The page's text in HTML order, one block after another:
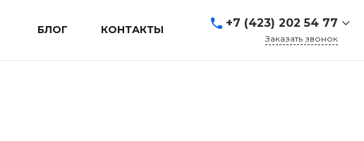
БЛОГ КОНТАКТЫ +7 (423) 202 54 77
Заказать звонок